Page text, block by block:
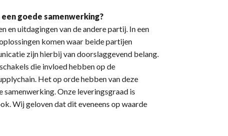
goede samenwerking?
en uitdagingen van de andere partij. In een
komen waar beide partijen
zijn hierbij van doorslaggevend belang.
die invloed hebben op de
Het op orde hebben van deze
samenwerking. Onze leveringsgraad is
Wij geloven dat dit eveneens op waarde